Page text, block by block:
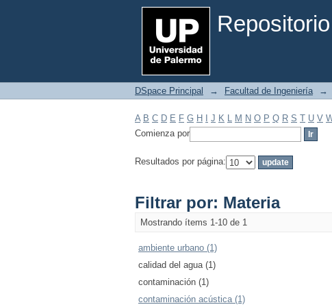
Filtrar por: Materia
DSpace Principal → Facultad de Ingeniería →
A B C D E F G H J K L M N O P Q R S T U V
Comienza por
Resultados por página:
Filtrar por: Materia
Mostrando ítems 1-10 de 1
ambiente urbano (1)
calidad del agua (1)
contaminación (1)
contaminación acústica (1)